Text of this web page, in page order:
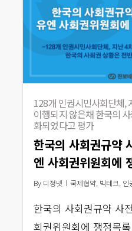
128개 인권시민사회단체,
이행되지 않은채 한국의
화되었다고 평가
한국의 사회권규약
엔 사회권위원회에
By 디정넷 국제협약, 빅테크, 인
한국의 사회권규약 사
회권위원회에 쟁점목